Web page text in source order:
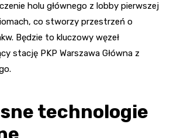
holu głównego z lobby pierwszej
co stworzy przestrzeń o
Będzie to kluczowy węzeł
stację PKP Warszawa Główna z
technologie